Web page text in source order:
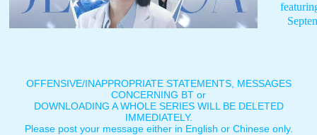
OFFENSIVE/INAPPROPRIATE STATEMENTS, MESSAGES
CONCERNING BT or
DOWNLOADING A WHOLE SERIES WILL BE DELETED
IMMEDIATELY.
Please post your message either in English or Chinese only.